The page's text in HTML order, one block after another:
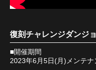
復刻チャレンジダンジ
■開催期間
2023年6月5日(月)メンテ